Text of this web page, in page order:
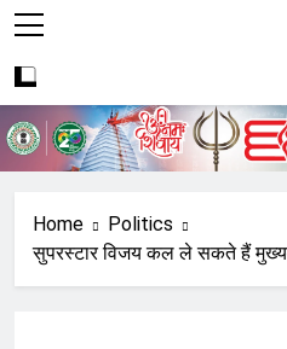
Home
Politics
सुपरस्टार विजय कल ले सकते हैं